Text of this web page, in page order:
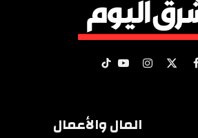
فيسبوك
X الانستغراميوتيوبتيكتوك
المال والأعمال